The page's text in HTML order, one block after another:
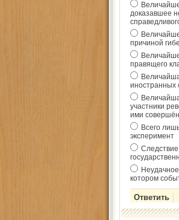
доказавшее
причиной
правящего
иностранных
участники
ими
Всего
эксперимент
котором